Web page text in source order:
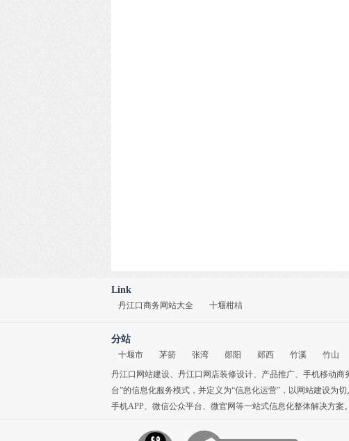
Link
丹江口商务网站大全 十堰柑桔
分站
十堰市 茅箭 张湾 郧阳 郧西 竹溪 竹山
丹江口网站建设、 丹江口网店装修设计、 产品推广、 手机移动商
台”的信息化服务模式，并定义为“信息化运营”，以网站建设为
手机APP、 微信公众平台、 微官网等一站式信息化整体解决方案